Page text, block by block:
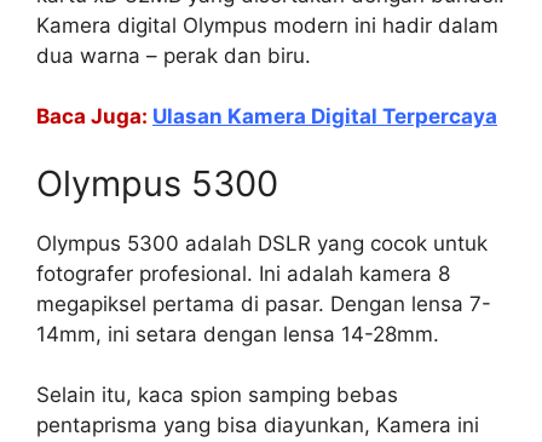
Kamera digital Olympus modern ini hadir dalam
dua warna – perak dan biru.
Baca Juga: Ulasan Kamera Digital Terpercaya
Olympus 5300
Olympus 5300 adalah DSLR yang cocok untuk
fotografer profesional. Ini adalah kamera 8
megapiksel pertama di pasar. Dengan lensa 7-
14mm, ini setara dengan lensa 14-28mm.
Selain itu, kaca spion samping bebas
pentaprisma yang bisa diayunkan, Kamera ini